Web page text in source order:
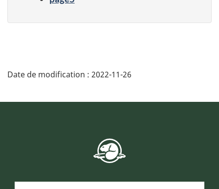
Date de modification : 2022-11-26